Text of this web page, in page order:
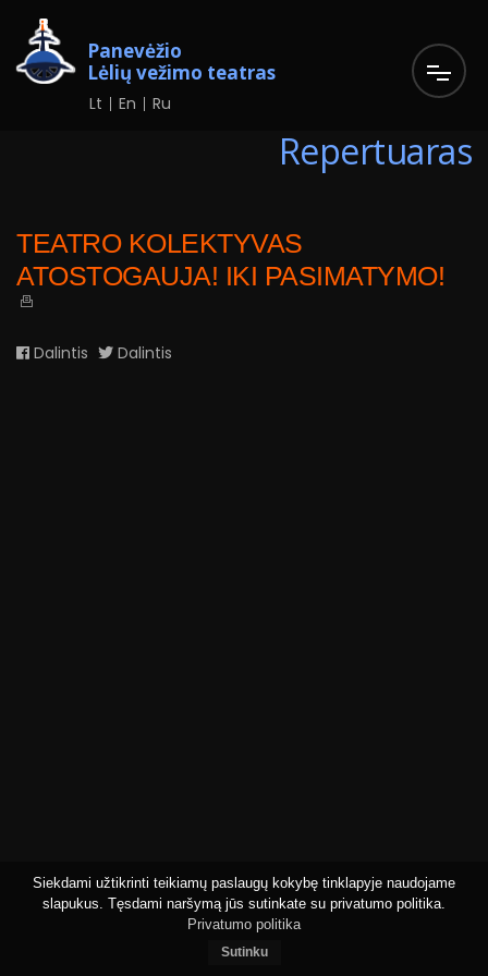
Siekdami užtikrinti teikiamų paslaugų kokybę tinklapyje naudojame
slapukus. Tęsdami naršymą jūs sutinkate su privatumo politika.
Privatumo politika
Sutinku
Panevėžio
Lėlių vežimo teatras
Lt En Ru
Repertuaras
TEATRO KOLEKTYVAS
ATOSTOGAUJA! IKI PASIMATYMO!
Dalintis Dalintis